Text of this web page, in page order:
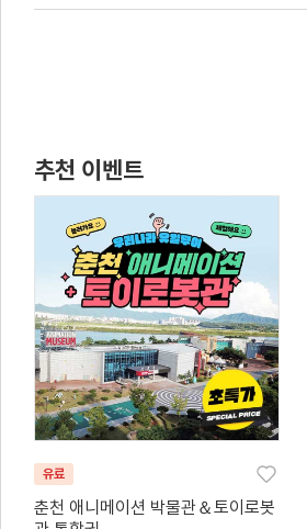
추천 이벤트
유료
춘천 애니메이션 박물관＆토이로봇